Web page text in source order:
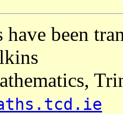
have been